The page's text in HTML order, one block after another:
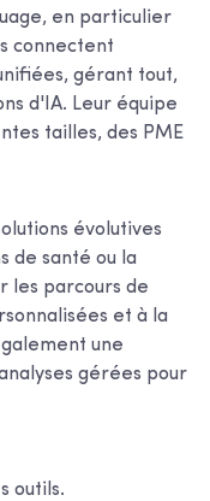
en particulier
connectent
gérant tout,
d'IA. Leur équipe
tailles, des PME
évolutives
de santé ou la
les parcours de
et à la
une
gérées pour
outils.